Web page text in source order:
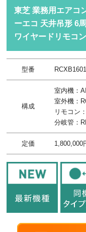
東芝 業務用エアコ
ーエコ 天井吊形 6
ワイヤードリモコン
型番
構成
室内機：
室外機：
リモコン
分岐管：
定価 1,800,000